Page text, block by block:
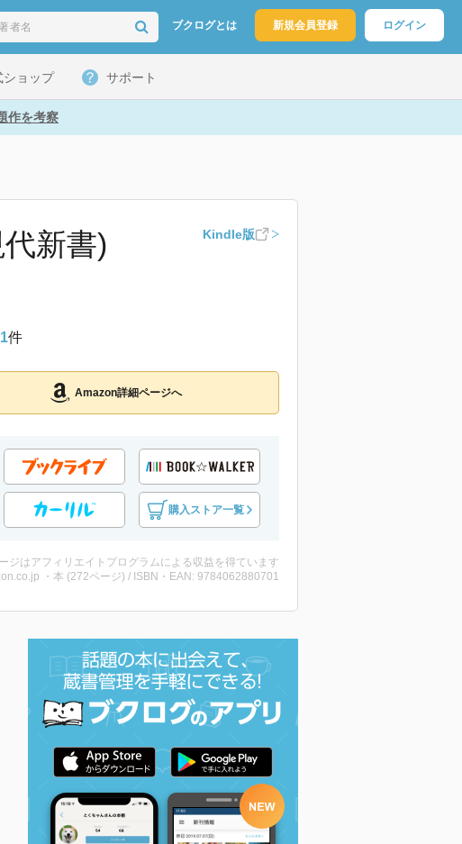
ブクログとは 新規会員登録 ログイン
ショップ サポート
作を考察
新書) Kindle版
件
Amazon詳細ページへ
購入ストア一覧
ジはアフィリエイトプログラムによる収益を得ています
・本 (272ページ) / ISBN・EAN: 9784062880701